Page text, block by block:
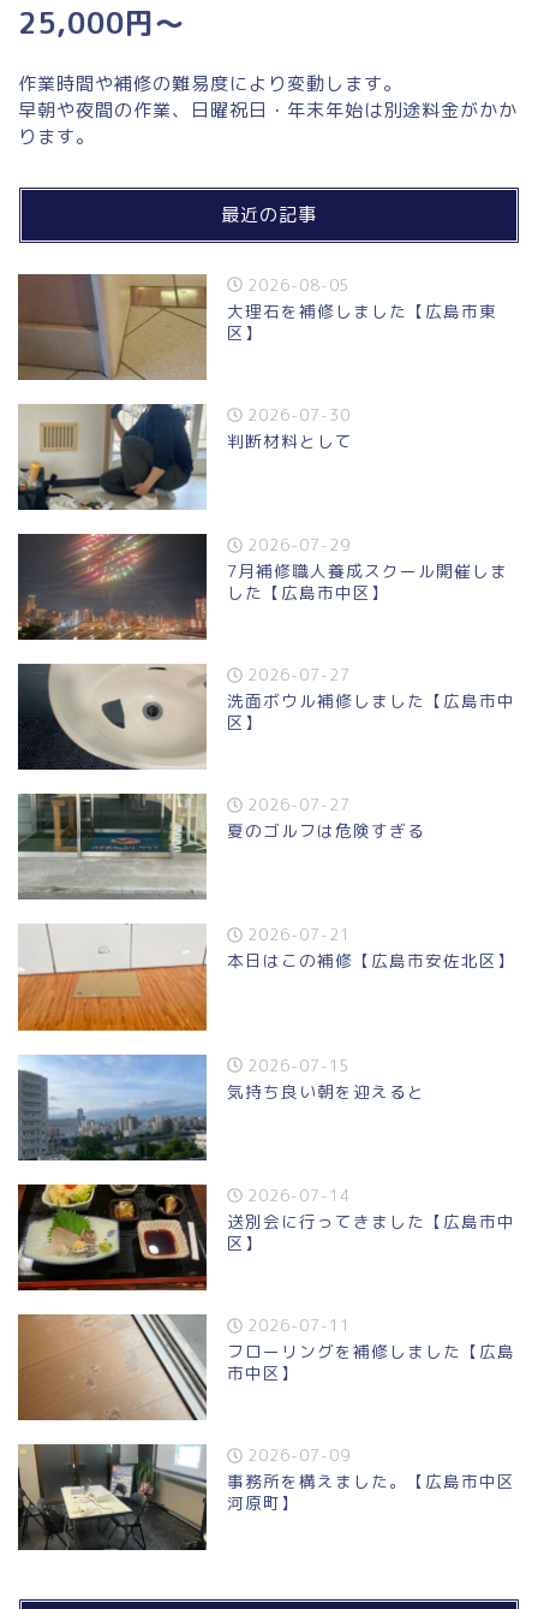
25,000円～
作業時間や補修の難易度により変動します。
早朝や夜間の作業、日曜祝日・年末年始は別途料金がかか
ります。
最近の記事
2026-08-05
大理石を補修しました【広島市東
区】
2026-07-30
判断材料として
2026-07-29
7月補修職人養成スクール開催しま
した【広島市中区】
2026-07-27
洗面ボウル補修しました【広島市中
区】
2026-07-27
夏のゴルフは危険すぎる
2026-07-21
本日はこの補修【広島市安佐北区】
2026-07-15
気持ち良い朝を迎えると
2026-07-14
送別会に行ってきました【広島市中
区】
2026-07-11
フローリングを補修しました【広島
市中区】
2026-07-09
事務所を構えました。【広島市中区
河原町】